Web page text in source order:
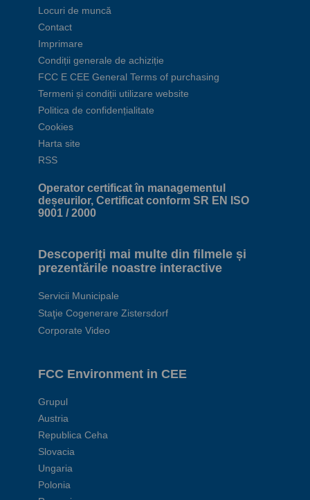
Locuri de muncă
Contact
Imprimare
Condiții generale de achiziție
FCC E CEE General Terms of purchasing
Termeni și condiții utilizare website
Politica de confidențialitate
Cookies
Harta site
RSS
Operator certificat în managementul
deșeurilor, Certificat conform SR EN ISO
9001 / 2000
Descoperiți mai multe din filmele și
prezentările noastre interactive
Servicii Municipale
Staţie Cogenerare Zistersdorf
Corporate Video
FCC Environment in CEE
Grupul
Austria
Republica Ceha
Slovacia
Ungaria
Polonia